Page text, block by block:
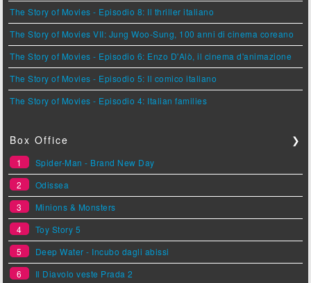
The Story of Movies - Episodio 8: Il thriller italiano
The Story of Movies VII: Jung Woo-Sung, 100 anni di cinema coreano
The Story of Movies - Episodio 6: Enzo D'Alò, il cinema d'animazione
The Story of Movies - Episodio 5: Il comico italiano
The Story of Movies - Episodio 4: Italian families
Box Office ❯
1
Spider-Man - Brand New Day
2
Odissea
3
Minions & Monsters
4
Toy Story 5
5
Deep Water - Incubo dagli abissi
6
Il Diavolo veste Prada 2